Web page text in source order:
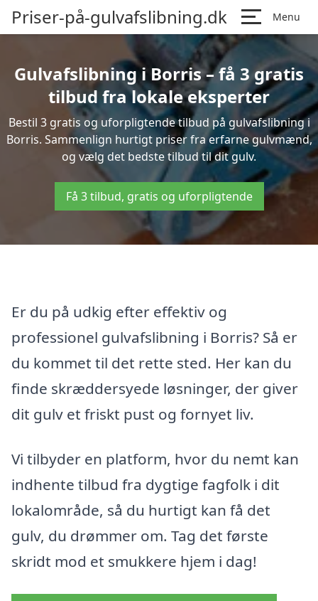
Priser-på-gulvafslibning.dk Menu
Gulvafslibning i Borris – få 3 gratis
tilbud fra lokale eksperter
Bestil 3 gratis og uforpligtende tilbud på gulvafslibning i
Borris. Sammenlign hurtigt priser fra erfarne gulvmænd,
og vælg det bedste tilbud til dit gulv.
Få 3 tilbud, gratis og uforpligtende
Er du på udkig efter effektiv og
professionel gulvafslibning i Borris? Så er
du kommet til det rette sted. Her kan du
finde skræddersyede løsninger, der giver
dit gulv et friskt pust og fornyet liv.
Vi tilbyder en platform, hvor du nemt kan
indhente tilbud fra dygtige fagfolk i dit
lokalområde, så du hurtigt kan få det
gulv, du drømmer om. Tag det første
skridt mod et smukkere hjem i dag!